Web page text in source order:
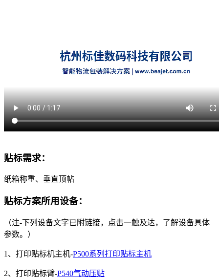
贴标需求：
纸箱称重、垂直顶帖
贴标方案所用设备：
（注-下列设备文字已附链接，点击一触及达，了解设备具体
参数。）
1、打印贴标机主机-P500系列打印贴标主机
2、打印贴标臂-P540气动压贴